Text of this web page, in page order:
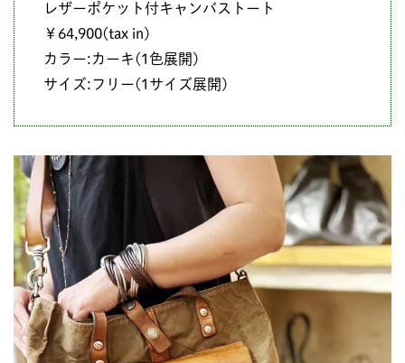
レザーポケット付キャンバストート
￥64,900(tax in)
カラー:カーキ(1色展開)
サイズ:フリー(1サイズ展開)